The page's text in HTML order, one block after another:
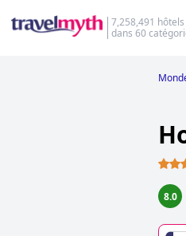
7,258,491 hôtels
dans 60
8.0